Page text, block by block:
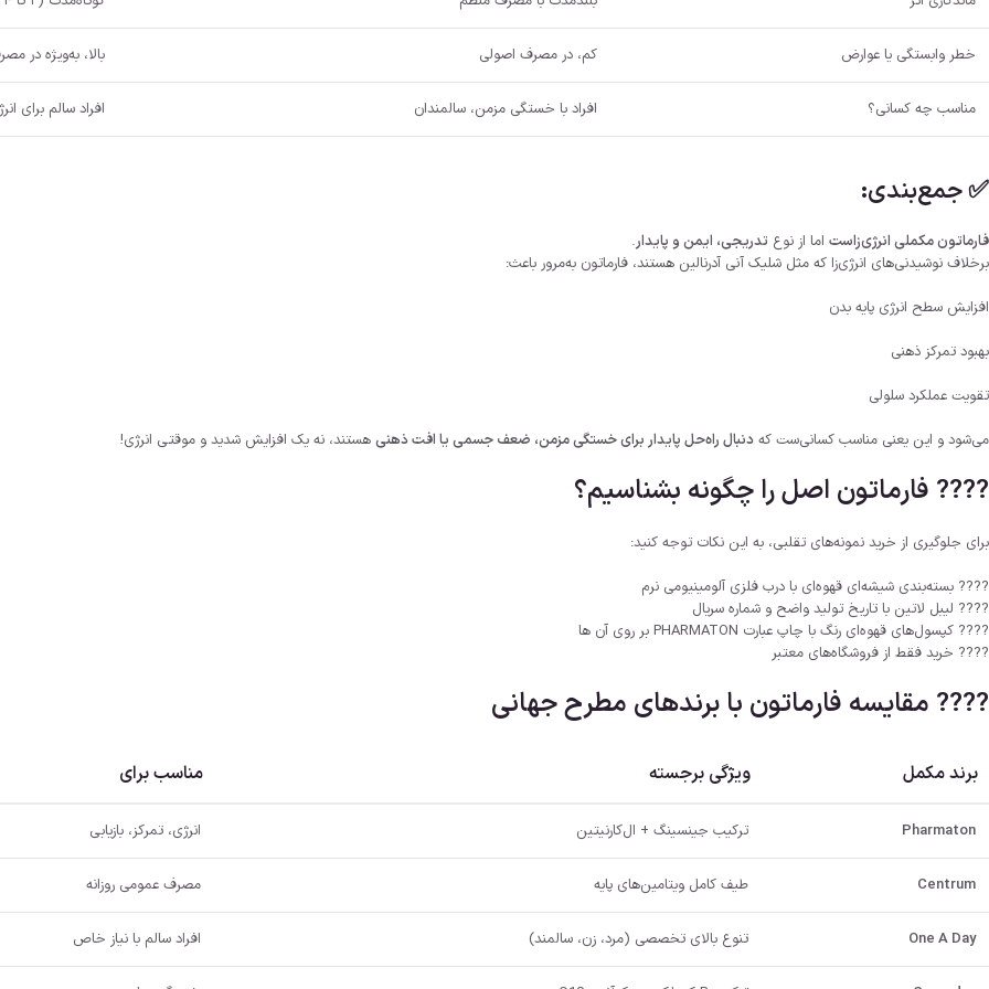
خطر وابستگی یا عوارض کم، در مصرف اصولی بالا، به‌ویژه در
مناسب چه کسانی؟ افراد با خستگی مزمن، سالمندان افراد سالم برای
✅ جمع‌بندی:
فارماتون مکملی انرژی‌زاست اما از نوع تدریجی، ایمن و پایدار.
برخلاف نوشیدنی‌های انرژی‌زا که مثل شلیک آنی آدرنالین هستند، فارماتون به‌مرور باعث:
افزایش سطح انرژی پایه بدن
بهبود تمرکز ذهنی
تقویت عملکرد سلولی
می‌شود و این یعنی مناسب کسانی‌ست که دنبال راه‌حل پایدار برای خستگی مزمن، ضعف جسمی یا افت ذهنی هستند، نه یک افزایش شدید و موقتی انرژی!
???? فارماتون اصل را چگونه بشناسیم؟
برای جلوگیری از خرید نمونه‌های تقلبی، به این نکات توجه کنید:
???? بسته‌بندی شیشه‌ای قهوه‌ای با درب فلزی آلومینیومی نرم
???? لیبل لاتین با تاریخ تولید واضح و شماره سریال
???? کپسول‌های قهوه‌ای رنگ با چاپ عبارت PHARMATON بر روی آن ها
???? خرید فقط از فروشگاه‌های معتبر
???? مقایسه فارماتون با برندهای مطرح جهانی
برند مکمل ویژگی برجسته مناسب برای
Pharmaton ترکیب جینسینگ + ال‌کارنیتین انرژی، تمرکز، بازیابی
Centrum طیف کامل ویتامین‌های پایه مصرف عمومی روزانه
One A Day تنوع بالای تخصصی (مرد، زن، سالمند) افراد سالم با نیاز خاص